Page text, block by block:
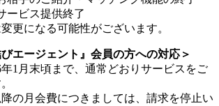
ービス提供終了
更になる可能性がございます。
エージェント』会員の方への対応＞
年1月末頃まで、通常どおりサービスをご
降の月会費につきましては、請求を停止い